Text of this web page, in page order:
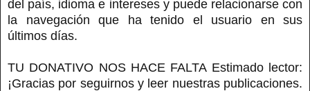
del país, idioma e intereses y puede relacionarse con
la navegación que ha tenido el usuario en sus
últimos días.
TU DONATIVO NOS HACE FALTA Estimado lector:
¡Gracias por seguirnos y leer nuestras publicaciones.